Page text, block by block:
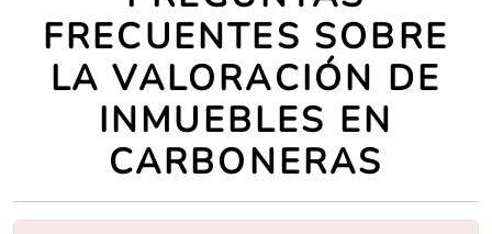
FRECUENTES SOBRE
LA VALORACIÓN DE
INMUEBLES EN
CARBONERAS